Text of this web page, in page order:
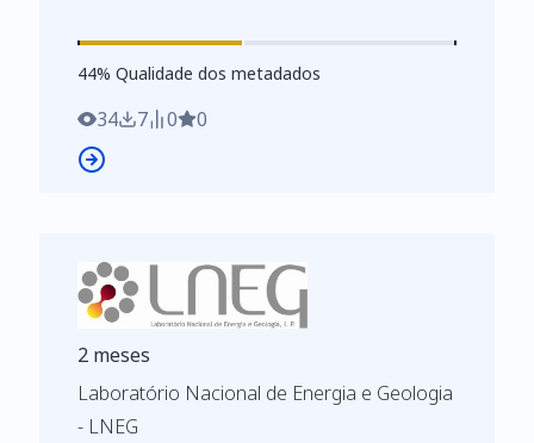
2005.
44%
44% Qualidade dos metadados
34 7 0 0
2 meses
Laboratório Nacional de Energia e Geologia
- LNEG